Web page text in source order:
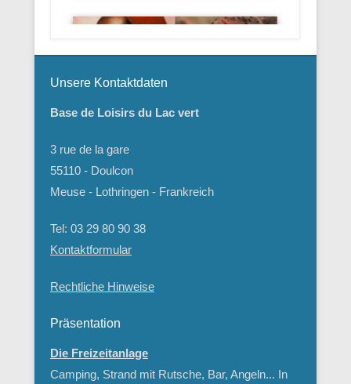
Unsere Kontaktdaten
Base de Loisirs du Lac vert
3 rue de la gare
55110 - Doulcon
Meuse - Lothringen - Frankreich
Tel: 03 29 80 90 38
Kontaktformular
Rechtliche Hinweise
Präsentation
Die Freizeitanlage
Camping, Strand mit Rutsche, Bar, Angeln... In